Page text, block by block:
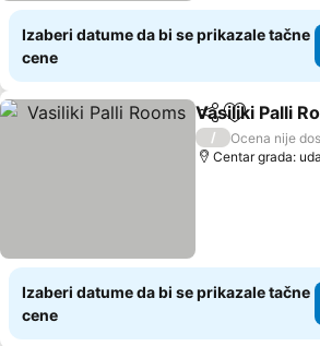
Izaberi datume da bi se prikazale tačne
cene
Deli Dodati u
Vasiliki Palli
/
Ocena nije
Centar grada:
Izaberi datume da bi se prikazale tačne
cene